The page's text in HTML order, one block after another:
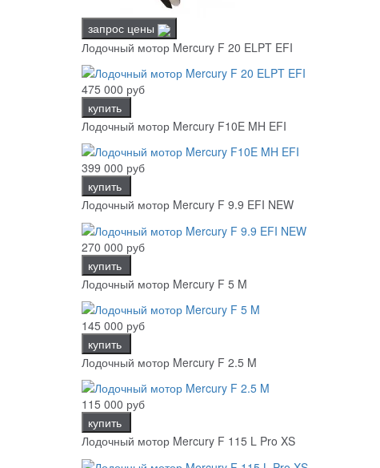
запрос цены
Лодочный мотор Mercury F 20 ELPT EFI
475 000 руб
купить
Лодочный мотор Mercury F10E MH EFI
399 000 руб
купить
Лодочный мотор Mercury F 9.9 EFI NEW
270 000 руб
купить
Лодочный мотор Mercury F 5 M
145 000 руб
купить
Лодочный мотор Mercury F 2.5 M
115 000 руб
купить
Лодочный мотор Mercury F 115 L Pro XS